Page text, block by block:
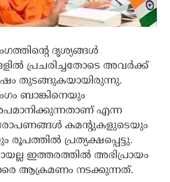
ദൃശ്യങ്ങള്‍
പ്രചരിച്ചതോടെ അവര്‍ക്ക്
തുടങ്ങുകയായിരുന്നു.
ബാങ്കിനെയും
എന്ന
കമന്റുകളുടെയും
രൂപത്തില്‍ പ്രത്യക്ഷപ്പെട്ടു.
ഇത്തരത്തില്‍ അഭിപ്രായം
ആക്രമണം നടക്കുന്നത്.